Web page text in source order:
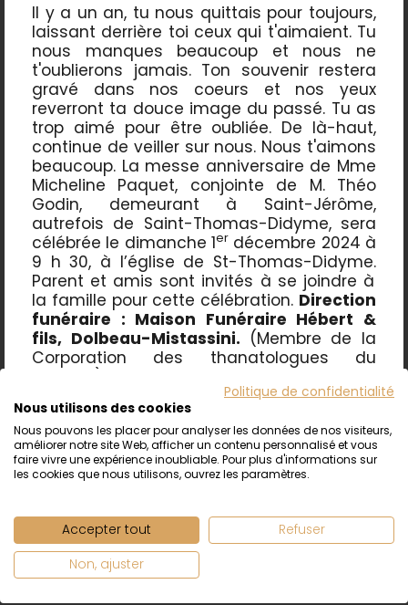
Il y a un an, tu nous quittais pour toujours,
laissant derrière toi ceux qui t'aimaient. Tu
nous manques beaucoup et nous ne
t'oublierons jamais. Ton souvenir restera
gravé dans nos coeurs et nos yeux
reverront ta douce image du passé. Tu as
trop aimé pour être oubliée. De là-haut,
continue de veiller sur nous. Nous t'aimons
beaucoup. La messe anniversaire de Mme
Micheline Paquet, conjointe de M. Théo
Godin, demeurant à
Saint-Jérôme,
autrefois de Saint-Thomas-Didyme, sera
célébrée le dimanche 1er décembre 2024 à
9 h 30, à l’église de St-Thomas-Didyme.
Parent et amis sont invités à se joindre à
la famille pour cette célébration. Direction
funéraire : Maison Funéraire Hébert &
fils, Dolbeau-Mistassini. (Membre de la
Corporation des thanatologues du
PARTAGER
Politique de confidentialité
Nous utilisons des cookies
Nous pouvons les placer pour analyser les données de nos visiteurs,
améliorer notre site Web, afficher un contenu personnalisé et vous
faire vivre une expérience inoubliable. Pour plus d'informations sur
les cookies que nous utilisons, ouvrez les paramètres.
Accepter tout
Refuser
Non, ajuster